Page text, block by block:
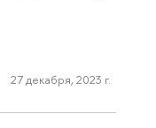
27 декабря, 2023 г.